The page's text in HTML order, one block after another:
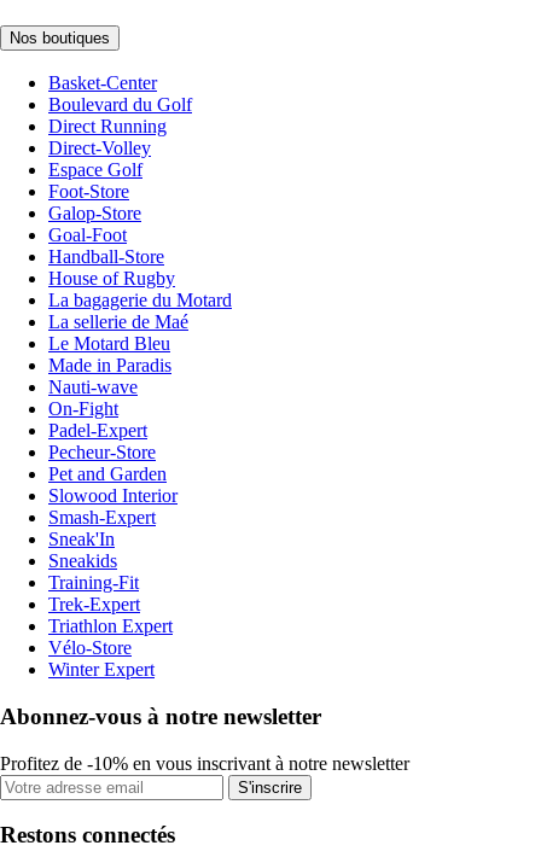
Nos boutiques
Basket-Center
Boulevard du Golf
Direct Running
Direct-Volley
Espace Golf
Foot-Store
Galop-Store
Goal-Foot
Handball-Store
House of Rugby
La bagagerie du Motard
La sellerie de Maé
Le Motard Bleu
Made in Paradis
Nauti-wave
On-Fight
Padel-Expert
Pecheur-Store
Pet and Garden
Slowood Interior
Smash-Expert
Sneak'In
Sneakids
Training-Fit
Trek-Expert
Triathlon Expert
Vélo-Store
Winter Expert
Abonnez-vous à notre newsletter
Profitez de -10% en vous inscrivant à notre newsletter
S'inscrire
Restons connectés